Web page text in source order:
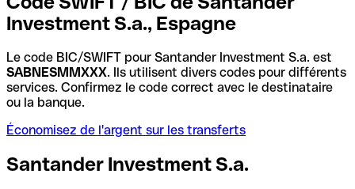
Investment S.a., Espagne
Le code BIC/SWIFT pour Santander Investment S.a. est
SABNESMMXXX. Ils utilisent divers codes pour différents
services. Confirmez le code correct avec le destinataire
ou la banque.
Économisez de l'argent sur les transferts
Santander Investment S.a.